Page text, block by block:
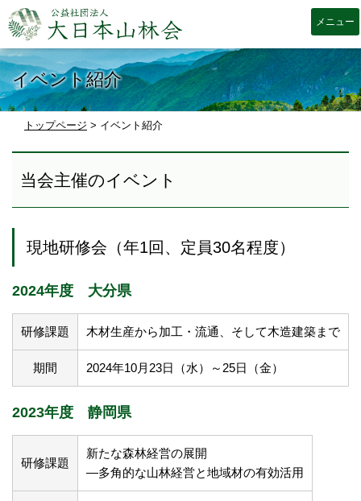
イベント紹介
トップページ > イベント紹介
当会主催のイベント
現地研修会（年1回、定員30名程度）
2024年度 大分県
研修課題 木材生産から加工・流通、そして木造建築まで
期間 2024年10月23日（水）～25日（金）
2023年度 静岡県
研修課題
新たな森林経営の展開
―多角的な山林経営と地域材の有効活用